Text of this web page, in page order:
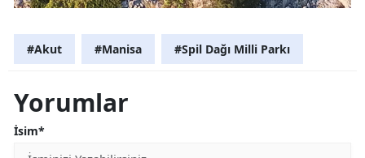
#Akut #Manisa #Spil Dağı Milli Parkı
Yorumlar
İsim*